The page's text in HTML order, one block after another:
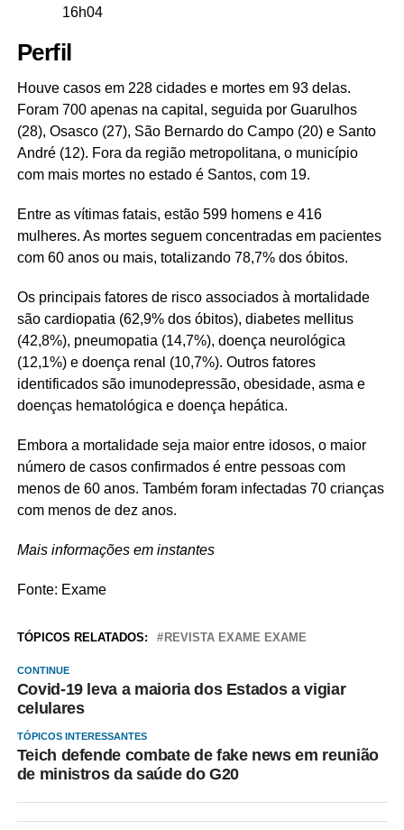
16h04
Perfil
Houve casos em 228 cidades e mortes em 93 delas.
Foram 700 apenas na capital, seguida por Guarulhos
(28), Osasco (27), São Bernardo do Campo (20) e Santo
André (12). Fora da região metropolitana, o município
com mais mortes no estado é Santos, com 19.
Entre as vítimas fatais, estão 599 homens e 416
mulheres. As mortes seguem concentradas em pacientes
com 60 anos ou mais, totalizando 78,7% dos óbitos.
Os principais fatores de risco associados à mortalidade
são cardiopatia (62,9% dos óbitos), diabetes mellitus
(42,8%), pneumopatia (14,7%), doença neurológica
(12,1%) e doença renal (10,7%). Outros fatores
identificados são imunodepressão, obesidade, asma e
doenças hematológica e doença hepática.
Embora a mortalidade seja maior entre idosos, o maior
número de casos confirmados é entre pessoas com
menos de 60 anos. Também foram infectadas 70 crianças
com menos de dez anos.
Mais informações em instantes
Fonte: Exame
TÓPICOS RELATADOS: REVISTA EXAME EXAME
CONTINUE
Covid-19 leva a maioria dos Estados a vigiar
celulares
TÓPICOS INTERESSANTES
Teich defende combate de fake news em reunião
de ministros da saúde do G20